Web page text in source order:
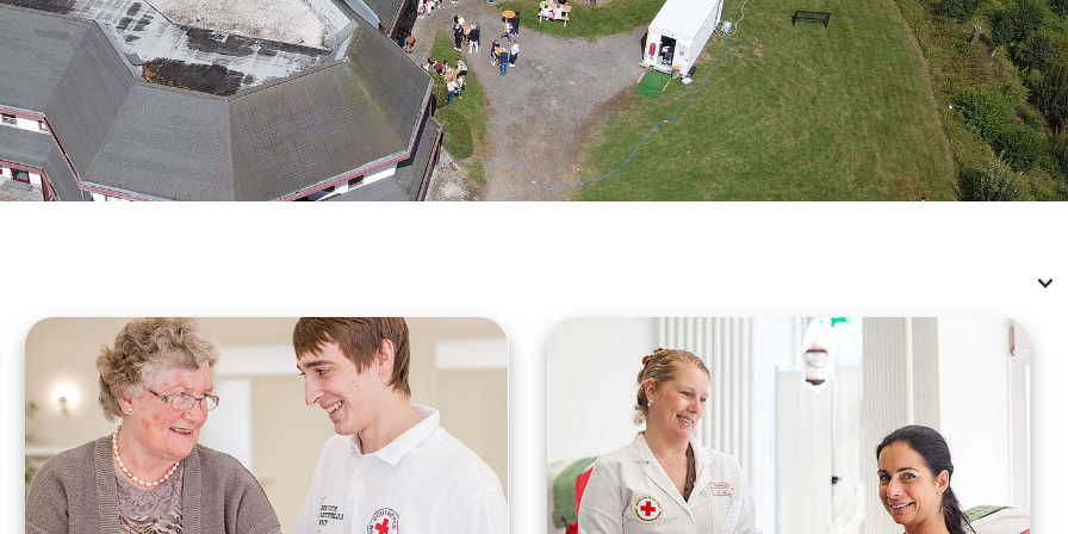
Erste Hilfe
Erste Hilfe und Brandschutz
Kleiner Lebensretter
Erste Hilfe Online auf DRK.de
Spenden
Leistungen von A-Z